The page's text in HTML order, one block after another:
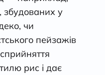
збудованих у
чи
пейзажів
рис і дає